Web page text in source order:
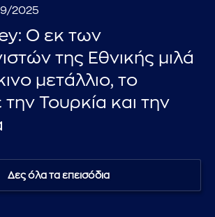
2025
Ο εκ των
της Εθνικής μιλά
μετάλλιο, το
την Τουρκία και την
Δες όλα τα επεισόδια